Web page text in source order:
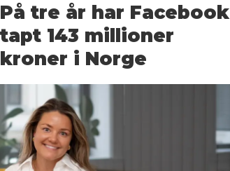
På tre år har Facebook
tapt 143 millioner
kroner i Norge